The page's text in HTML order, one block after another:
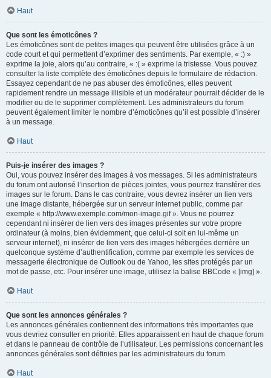
Haut
Que sont les émoticônes ?
Les émoticônes sont de petites images qui peuvent être utilisées grâce à un
code court et qui permettent d’exprimer des sentiments. Par exemple, « :) »
exprime la joie, alors qu’au contraire, « :( » exprime la tristesse. Vous pouvez
consulter la liste complète des émoticônes depuis le formulaire de rédaction.
Essayez cependant de ne pas abuser des émoticônes, elles peuvent
rapidement rendre un message illisible et un modérateur pourrait décider de le
modifier ou de le supprimer complètement. Les administrateurs du forum
peuvent également limiter le nombre d’émoticônes qu’il est possible d’insérer
à un message.
Haut
Puis-je insérer des images ?
Oui, vous pouvez insérer des images à vos messages. Si les administrateurs
du forum ont autorisé l’insertion de pièces jointes, vous pourrez transférer des
images sur le forum. Dans le cas contraire, vous devrez insérer un lien vers
une image distante, hébergée sur un serveur internet public, comme par
exemple « http://www.exemple.com/mon-image.gif ». Vous ne pourrez
cependant ni insérer de lien vers des images présentes sur votre propre
ordinateur (à moins, bien évidemment, que celui-ci soit en lui-même un
serveur internet), ni insérer de lien vers des images hébergées derrière un
quelconque système d’authentification, comme par exemple les services de
messagerie électronique de Outlook ou de Yahoo, les sites protégés par un
mot de passe, etc. Pour insérer une image, utilisez la balise BBCode « [img] ».
Haut
Que sont les annonces générales ?
Les annonces générales contiennent des informations très importantes que
vous devriez consulter en priorité. Elles apparaissent en haut de chaque forum
et dans le panneau de contrôle de l’utilisateur. Les permissions concernant les
annonces générales sont définies par les administrateurs du forum.
Haut